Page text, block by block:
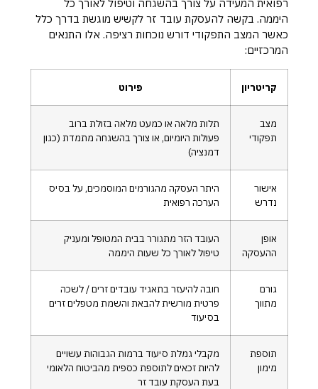
רפואית המעידה על צורך בהשגחה וטיפול לאורך כל
היממה. בקשה להעסקת עובד זר לקשיש מוגשת בדרך כלל
כאשר המצב התפקודי דורש נוכחות רציפה. אלו התנאים
המרכזיים:
קריטריון פירוט
מצב
תפקודי
תלות מלאה או כמעט מלאה בזולת ברוב
פעולות היומיום, או צורך בהשגחה מתמדת (כגון
דמנציה)
אישור
נדרש
היתר העסקה מהגורמים המוסמכים, על בסיס
הערכה רפואית
אופן
ההעסקה
העובד הזר מתגורר בבית המטופל ומעניק
טיפול לאורך כל שעות היממה
גורם
מתווך
חובה להיעזר בתאגיד עובדים זרים / לשכה
פרטית מורשית להבאת והשמת מטפלים זרים
בסיעוד
תוספת
מימון
מקבלי גמלת סיעוד ברמות הגבוהות עשויים
להיות זכאים לתוספת כספית מהביטוח הלאומי
בעת העסקת עובד זר